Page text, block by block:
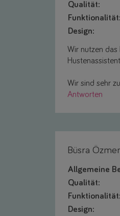
Qualität:
Funktionalität:
Design:
Wir nutzen
Wir sind sehr
Antworten
Büsra
Allgemeine
Qualität:
Funktionalität:
Design: